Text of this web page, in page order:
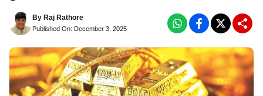
By Raj Rathore
Published On: December 3, 2025